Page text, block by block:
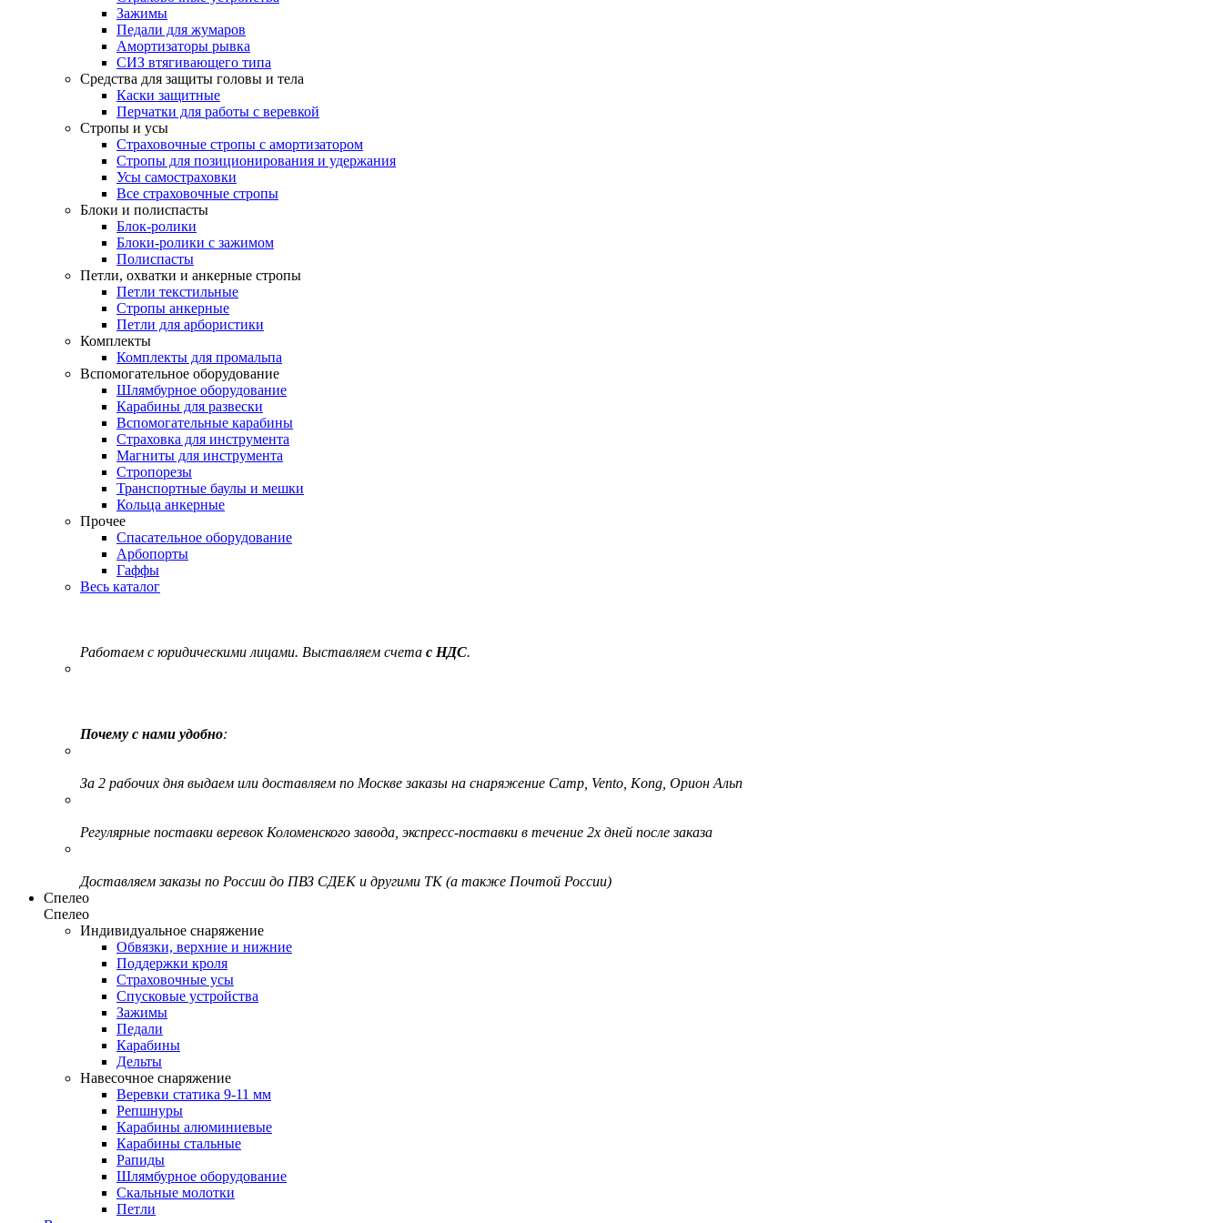
Зажимы
Педали для жумаров
Амортизаторы рывка
СИЗ втягивающего типа
Средства для защиты головы и тела
Каски защитные
Перчатки для работы с веревкой
Стропы и усы
Страховочные стропы с амортизатором
Стропы для позиционирования и удержания
Усы самостраховки
Все страховочные стропы
Блоки и полиспасты
Блок-ролики
Блоки-ролики с зажимом
Полиспасты
Петли, охватки и анкерные стропы
Петли текстильные
Стропы анкерные
Петли для арбористики
Комплекты
Комплекты для промальпа
Вспомогательное оборудование
Шлямбурное оборудование
Карабины для развески
Вспомогательные карабины
Страховка для инструмента
Магниты для инструмента
Стропорезы
Транспортные баулы и мешки
Кольца анкерные
Прочее
Спасательное оборудование
Арбопорты
Гаффы
Весь каталог
Работаем с юридическими лицами. Выставляем счета с НДС.
Почему с нами удобно:
За 2 рабочих дня выдаем или доставляем по Москве заказы на снаряжение Camp, Vento, Kong, Орион Альп
Регулярные поставки веревок Коломенского завода, экспресс-поставки в течение 2х дней после заказа
Доставляем заказы по России до ПВЗ СДЕК и другими ТК (а также Почтой России)
Спелео
Спелео
Индивидуальное снаряжение
Обвязки, верхние и нижние
Поддержки кроля
Страховочные усы
Спусковые устройства
Зажимы
Педали
Карабины
Дельты
Навесочное снаряжение
Веревки статика 9-11 мм
Репшнуры
Карабины алюминиевые
Карабины стальные
Рапиды
Шлямбурное оборудование
Скальные молотки
Петли